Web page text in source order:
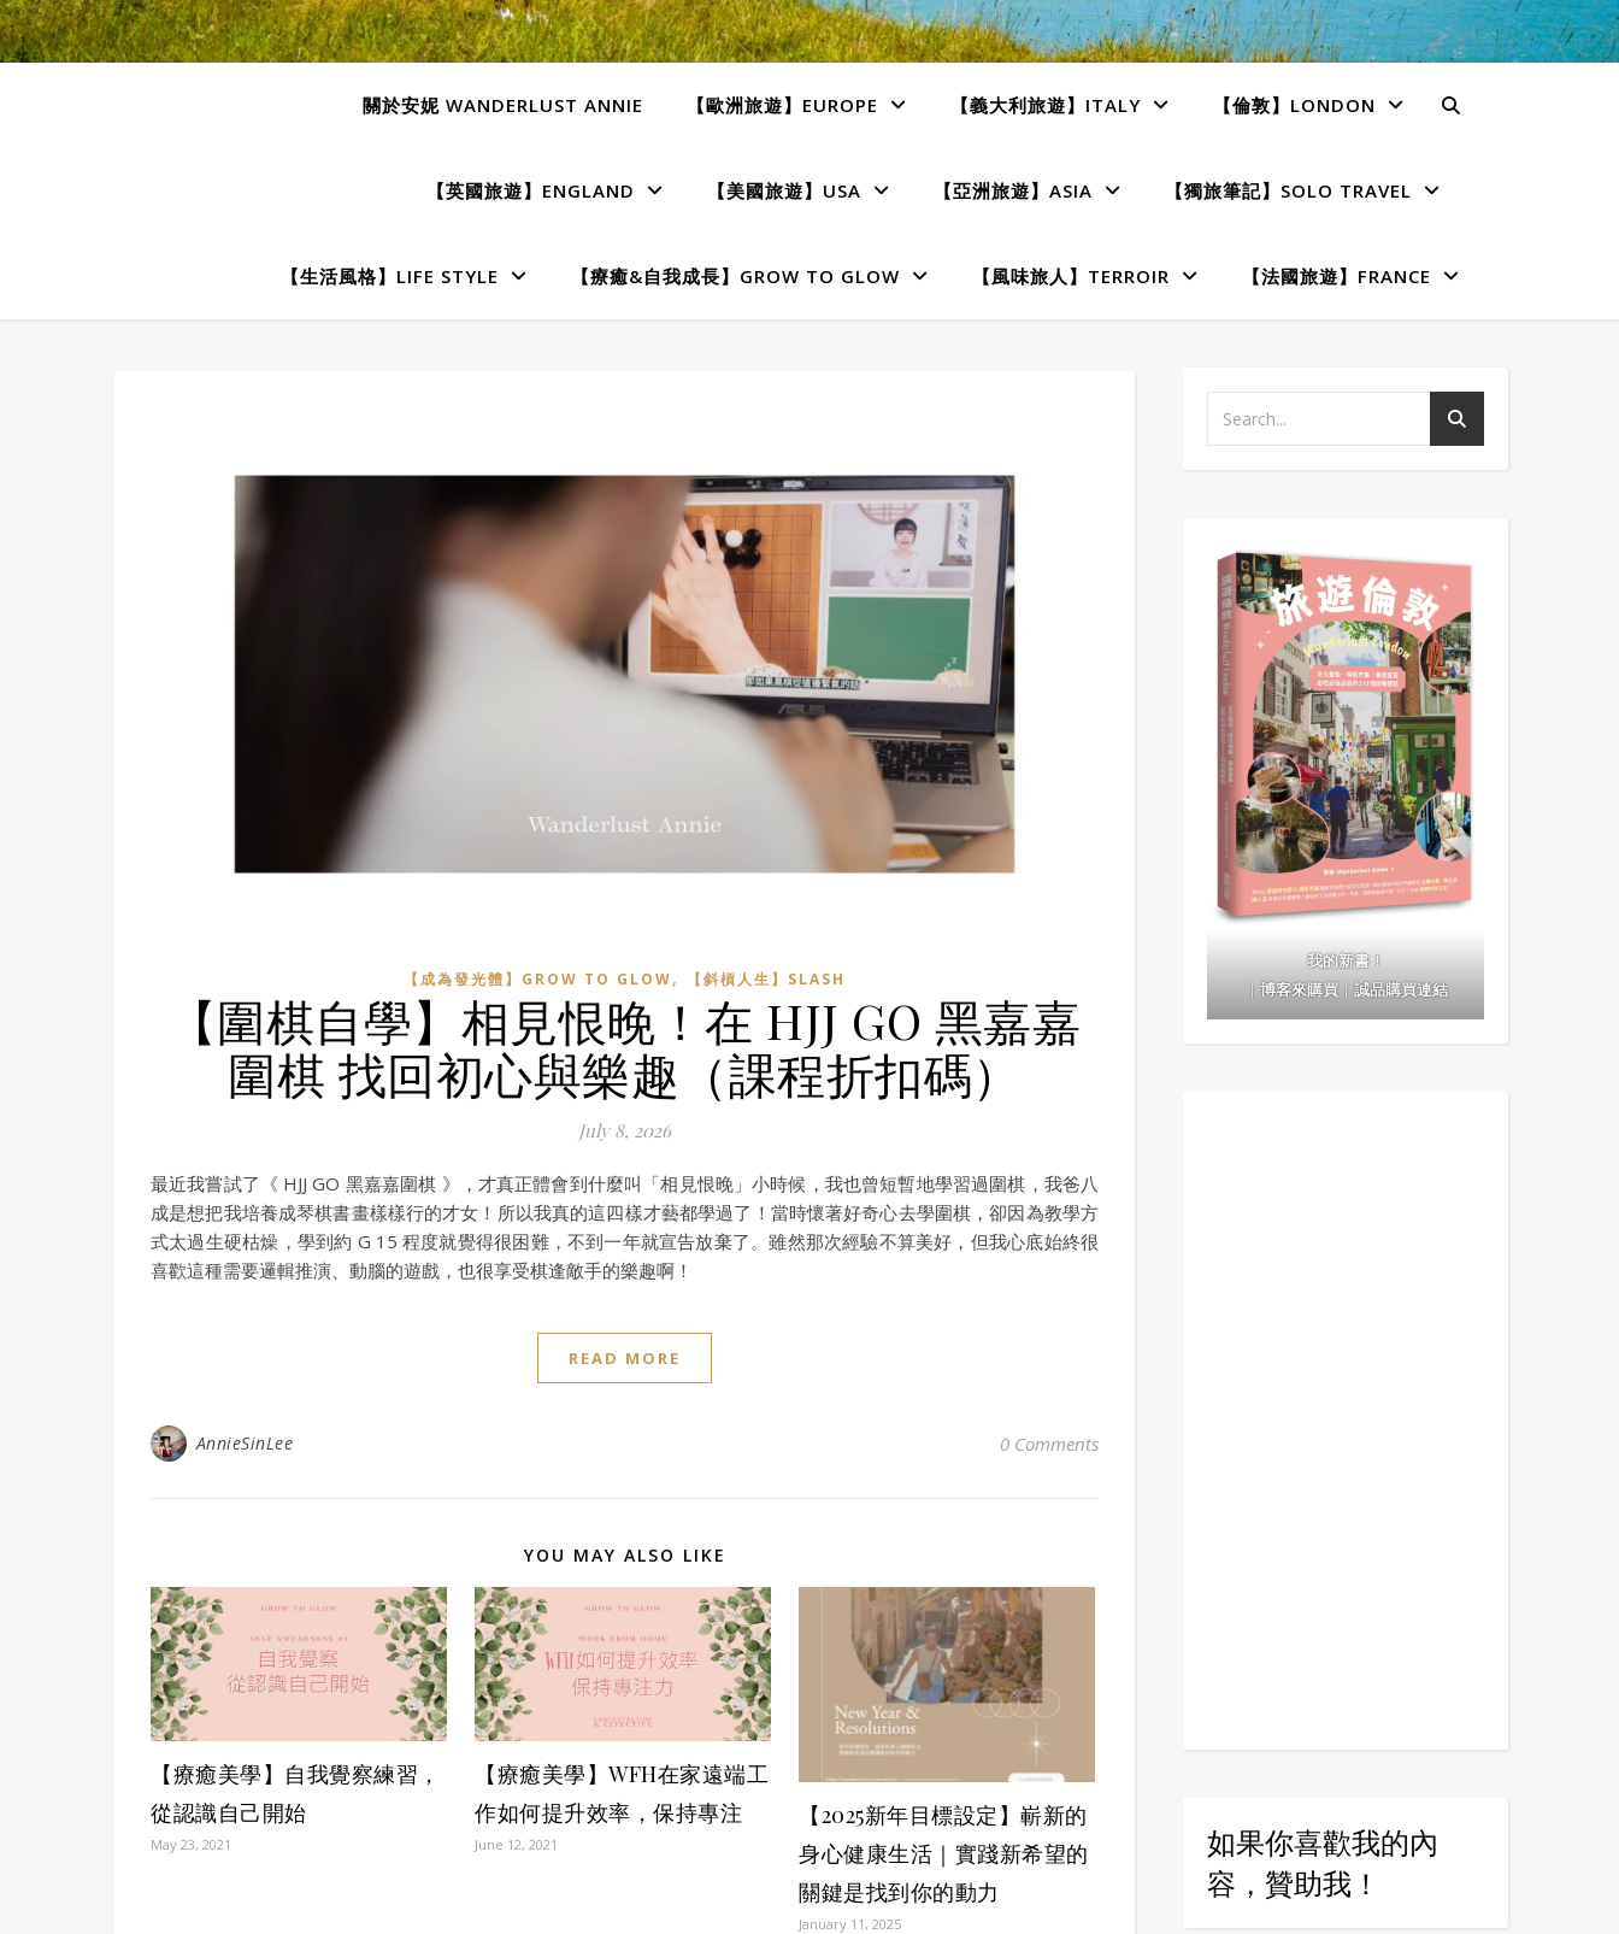
關於安妮 WANDERLUST ANNIE 【歐洲旅遊】EUROPE 【義大利旅遊】ITALY 【倫敦】LONDON
【英國旅遊】ENGLAND 【美國旅遊】USA 【亞洲旅遊】ASIA 【獨旅筆記】SOLO TRAVEL
【生活風格】LIFE STYLE 【療癒&自我成長】GROW TO GLOW 【風味旅人】TERROIR 【法國旅遊】FRANCE
【成為發光體】GROW TO GLOW, 【斜槓人生】SLASH
【圍棋自學】相見恨晚！在 HJJ GO 黑嘉嘉
圍棋 找回初心與樂趣（課程折扣碼）
July 8, 2026
最近我嘗試了《 HJJ GO 黑嘉嘉圍棋 》，才真正體會到什麼叫「相見恨晚」小時候，我也曾短暫地學習過圍棋，我爸八
成是想把我培養成琴棋書畫樣樣行的才女！所以我真的這四樣才藝都學過了！當時懷著好奇心去學圍棋，卻因為教學方
式太過生硬枯燥，學到約 G 15 程度就覺得很困難，不到一年就宣告放棄了。雖然那次經驗不算美好，但我心底始終很
喜歡這種需要邏輯推演、動腦的遊戲，也很享受棋逢敵手的樂趣啊！
READ MORE
AnnieSinLee 0 Comments
YOU MAY ALSO LIKE
【療癒美學】自我覺察練習，
從認識自己開始
May 23, 2021
【療癒美學】WFH在家遠端工
作如何提升效率，保持專注
June 12, 2021
【2025新年目標設定】嶄新的
身心健康生活｜實踐新希望的
關鍵是找到你的動力
January 11, 2025
我的新書！
｜博客來購買｜誠品購買連結
如果你喜歡我的內
容，贊助我！